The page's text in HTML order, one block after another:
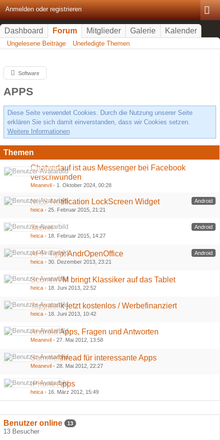
Anmelden oder registrieren
Dashboard Forum Mitglieder Galerie Kalender
Ungelesene Beiträge Unerledigte Themen
Software
APPS
Diese Seite verwendet Cookies. Durch die Nutzung unserer Seite
erklären Sie sich damit einverstanden, dass wir Cookies setzen.
Weitere Informationen
Themen
Chatverlauf ist aus Messenger bei Facebook
verschwunden
Meanevil - 1. Oktober 2024, 00:28
Android
NiLS Notification LockScreen Widget
heica - 25. Februar 2015, 21:21
Android
Tasker
heica - 18. Februar 2015, 14:27
Android
APP Tipp: AndrOpenOffice
heica - 30. Dezember 2013, 23:21
ScummVM bringt Klassiker auf das Tablet
heica - 18. Juni 2013, 22:52
Tappatalk jetzt kostenlos / Werbefinanziert
heica - 18. Juni 2013, 10:42
Android Apps, Fragen und Antworten
Meanevil - 27. Mai 2012, 13:58
Sammelthread für interessante Apps
Meanevil - 28. Mai 2012, 22:27
iPhone Apps
heica - 16. März 2012, 15:49
Benutzer online 13
13 Besucher